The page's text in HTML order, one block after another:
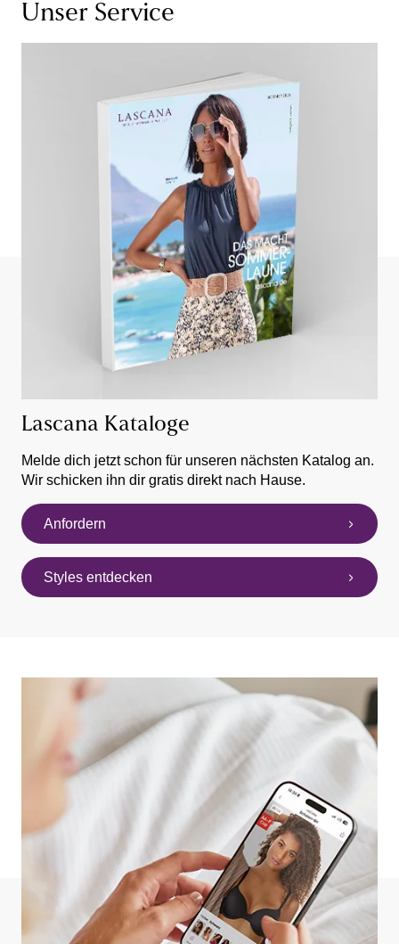
Unser Service
Lascana Kataloge
Melde dich jetzt schon für unseren nächsten Katalog an.
Wir schicken ihn dir gratis direkt nach Hause.
Anfordern
Styles entdecken